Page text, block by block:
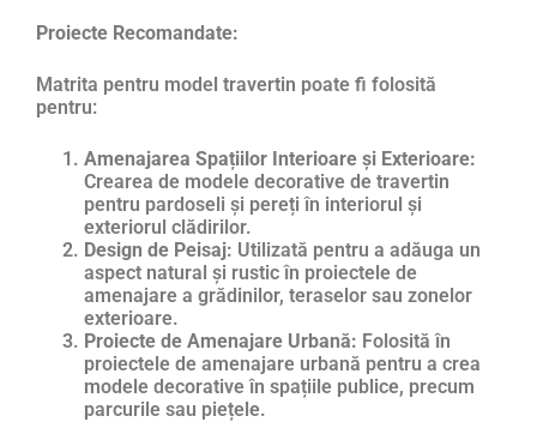
Proiecte Recomandate:
Matrita pentru model travertin poate fi folosită
pentru:
Amenajarea Spațiilor Interioare și Exterioare:
Crearea de modele decorative de travertin
pentru pardoseli și pereți în interiorul și
exteriorul clădirilor.
Design de Peisaj: Utilizată pentru a adăuga un
aspect natural și rustic în proiectele de
amenajare a grădinilor, teraselor sau zonelor
exterioare.
Proiecte de Amenajare Urbană: Folosită în
proiectele de amenajare urbană pentru a crea
modele decorative în spațiile publice, precum
parcurile sau piețele.